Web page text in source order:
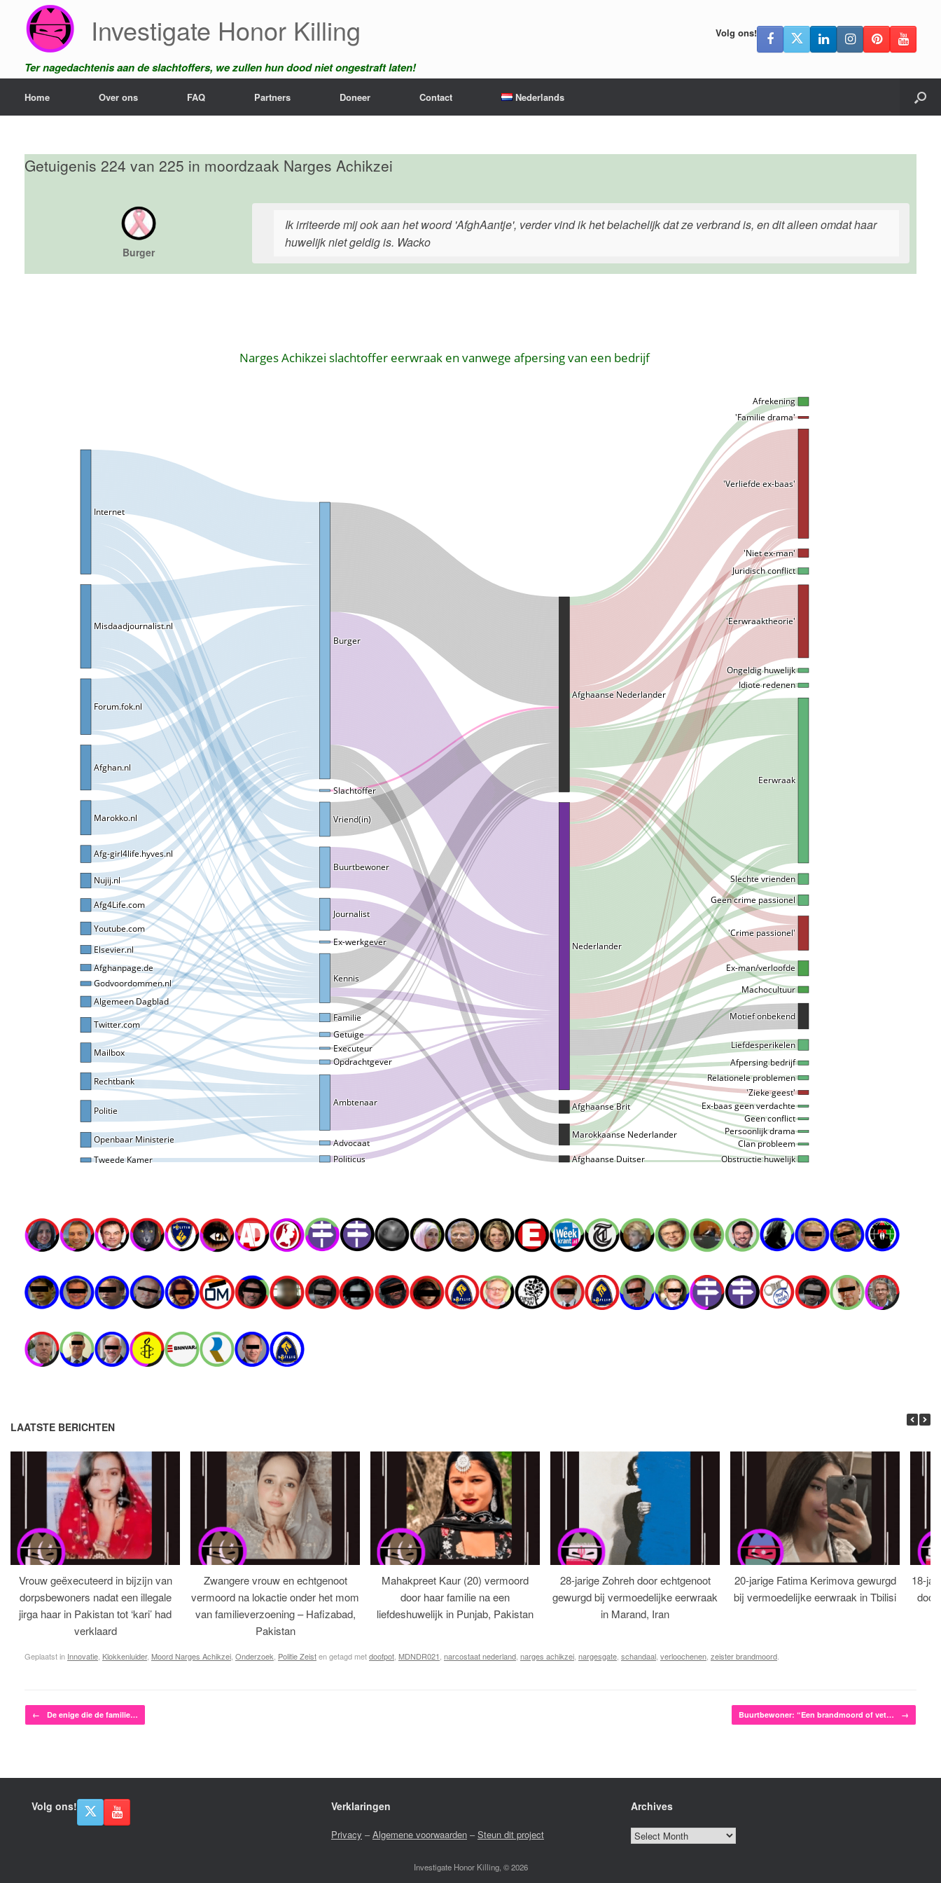
Investigate Honor Killing
Ter nagedachtenis aan de slachtoffers, we zullen hun dood niet ongestraft laten!
Volg ons!
Home Over ons FAQ Partners Doneer Contact Nederlands
Getuigenis 224 van 225 in moordzaak Narges Achikzei
Burger
Ik irriteerde mij ook aan het woord 'AfghAantje', verder vind ik het belachelijk dat ze verbrand is, en dit alleen omdat haar
huwelijk niet geldig is. Wacko
LAATSTE BERICHTEN
Vrouw geëxecuteerd in bijzijn van
dorpsbewoners nadat een illegale
jirga haar in Pakistan tot ‘kari’ had
verklaard
Zwangere vrouw en echtgenoot
vermoord na lokactie onder het mom
van familieverzoening – Hafizabad,
Pakistan
Mahakpreet Kaur (20) vermoord
door haar familie na een
liefdeshuwelijk in Punjab, Pakistan
28-jarige Zohreh door echtgenoot
gewurgd bij vermoedelijke eerwraak
in Marand, Iran
20-jarige Fatima Kerimova gewurgd
bij vermoedelijke eerwraak in Tbilisi
18-
Geplaatst in Innovatie, Klokkenluider, Moord Narges Achikzei, Onderzoek, Politie Zeisten getagd metdoofpot, MDNDR021, narcostaat nederland, narges achikzei, nargesgate, schandaal, verloochenen, zeister brandmoord.
Bericht navigatie
← De enige die de familie… Buurtbewoner: “Een brandmoord of vet… →
Volg ons! Verklaringen
Privacy –Algemene voorwaarden–Steun dit project
Archives
Archives
Investigate Honor Killing, © 2026